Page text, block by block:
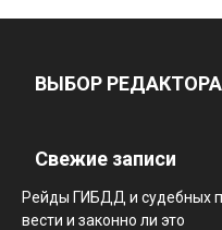
ВЫБОР РЕДАКТОРА
Свежие записи
Рейды ГИБДД и судебных
вести и законно ли это